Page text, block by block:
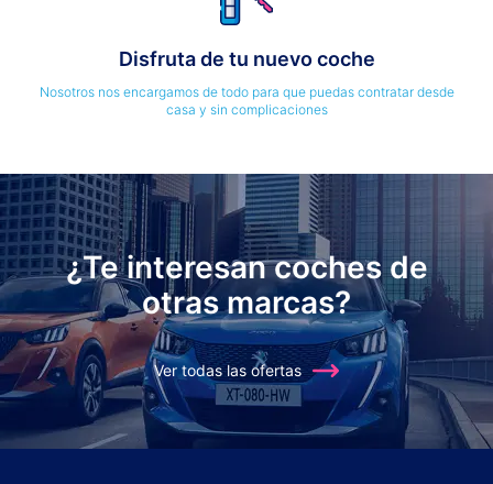
Disfruta de tu nuevo coche
Nosotros nos encargamos de todo para que puedas contratar desde
casa y sin complicaciones
¿Te interesan coches de
otras marcas?
Ver todas las ofertas